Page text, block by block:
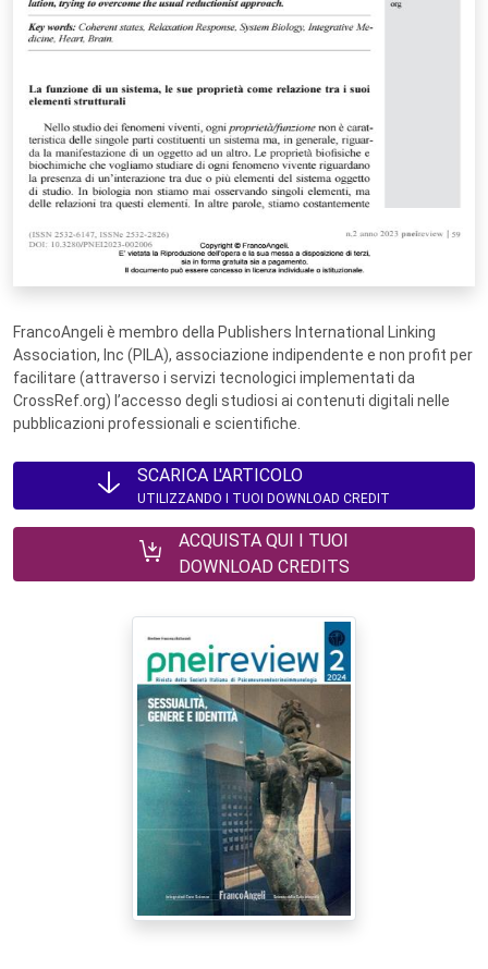
FrancoAngeli è membro della Publishers International Linking
Association, Inc (PILA), associazione indipendente e non profit per
facilitare (attraverso i servizi tecnologici implementati da
CrossRef.org) l’accesso degli studiosi ai contenuti digitali nelle
pubblicazioni professionali e scientifiche.
SCARICA L'ARTICOLO
UTILIZZANDO I TUOI DOWNLOAD CREDIT
ACQUISTA QUI I TUOI
DOWNLOAD CREDITS